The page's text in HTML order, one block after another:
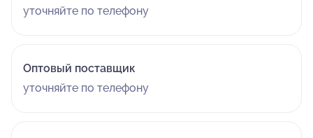
уточняйте по телефону
Оптовый поставщик
уточняйте по телефону